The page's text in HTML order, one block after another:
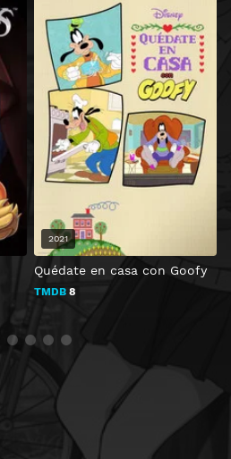
Quédate en casa con Goofy
TMDB 8
2021